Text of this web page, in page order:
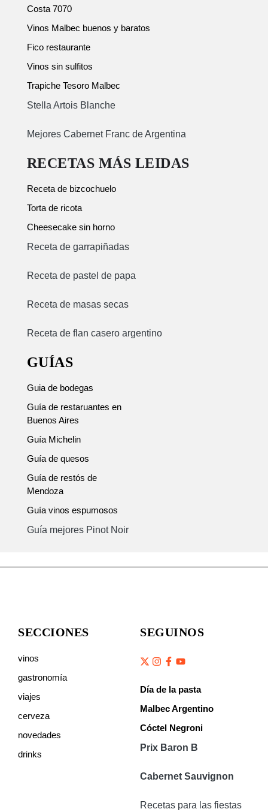
Costa 7070
Vinos Malbec buenos y baratos
Fico restaurante
Vinos sin sulfitos
Trapiche Tesoro Malbec
Stella Artois Blanche
Mejores Cabernet Franc de Argentina
RECETAS MÁS LEIDAS
Receta de bizcochuelo
Torta de ricota
Cheesecake sin horno
Receta de garrapiñadas
Receta de pastel de papa
Receta de masas secas
Receta de flan casero argentino
GUÍAS
Guia de bodegas
Guía de restaruantes en
Buenos Aires
Guía Michelin
Guía de quesos
Guía de restós de
Mendoza
Guía vinos espumosos
Guía mejores Pinot Noir
SECCIONES
vinos
gastronomía
viajes
cerveza
novedades
drinks
SEGUINOS
Día de la pasta
Malbec Argentino
Cóctel Negroni
Prix Baron B
Cabernet Sauvignon
Recetas para las fiestas